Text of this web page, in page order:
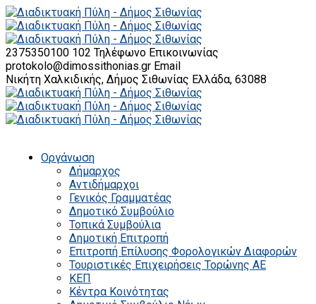
2375350100 102 Τηλέφωνο Επικοινωνίας
protokolo@dimossithonias.gr Email
Νικήτη Χαλκιδικής, Δήμος Σιθωνίας Ελλάδα, 63088
Οργάνωση
Δήμαρχος
Αντιδήμαρχοι
Γενικός Γραμματέας
Δημοτικό Συμβούλιο
Τοπικά Συμβούλια
Δημοτική Επιτροπή
Επιτροπή Επίλυσης Φορολογικών Διαφορών
Τουριστικές Επιχειρήσεις Τορώνης ΑΕ
ΚΕΠ
Κέντρα Κοινότητας